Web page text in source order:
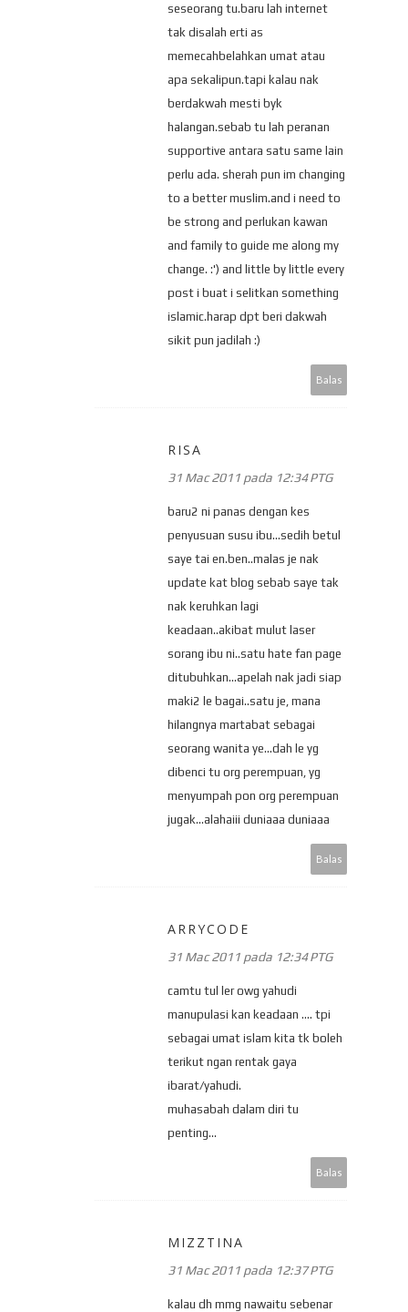
seseorang tu.baru lah internet
tak disalah erti as
memecahbelahkan umat atau
apa sekalipun.tapi kalau nak
berdakwah mesti byk
halangan.sebab tu lah peranan
supportive antara satu same lain
perlu ada. sherah pun im changing
to a better muslim.and i need to
be strong and perlukan kawan
and family to guide me along my
change. :') and little by little every
post i buat i selitkan something
islamic.harap dpt beri dakwah
sikit pun jadilah :)
Balas
RISA
31 Mac 2011 pada 12:34 PTG
baru2 ni panas dengan kes
penyusuan susu ibu...sedih betul
saye tai en.ben..malas je nak
update kat blog sebab saye tak
nak keruhkan lagi
keadaan..akibat mulut laser
sorang ibu ni..satu hate fan page
ditubuhkan...apelah nak jadi siap
maki2 le bagai..satu je, mana
hilangnya martabat sebagai
seorang wanita ye...dah le yg
dibenci tu org perempuan, yg
menyumpah pon org perempuan
jugak...alahaiii duniaaa duniaaa
Balas
ARRYCODE
31 Mac 2011 pada 12:34 PTG
camtu tul ler owg yahudi
manupulasi kan keadaan .... tpi
sebagai umat islam kita tk boleh
terikut ngan rentak gaya
ibarat/yahudi.
muhasabah dalam diri tu
penting...
Balas
MIZZTINA
31 Mac 2011 pada 12:37 PTG
kalau dh mmg nawaitu sebenar